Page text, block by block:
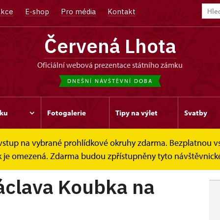
E-shop Pro média Kontakt
Červená Lhota
oficiální webová prezentace státního zámku
DNEŠNÍ NÁVŠTĚVNÍ DOBA
Fotogalerie Tipy na výlet Svatby
na vybrané prohlídkové okruhy zdarma. Bezplatnou
omezená. Zdarma budou zpřístupněny tyto
Koubka na...
Koubka na